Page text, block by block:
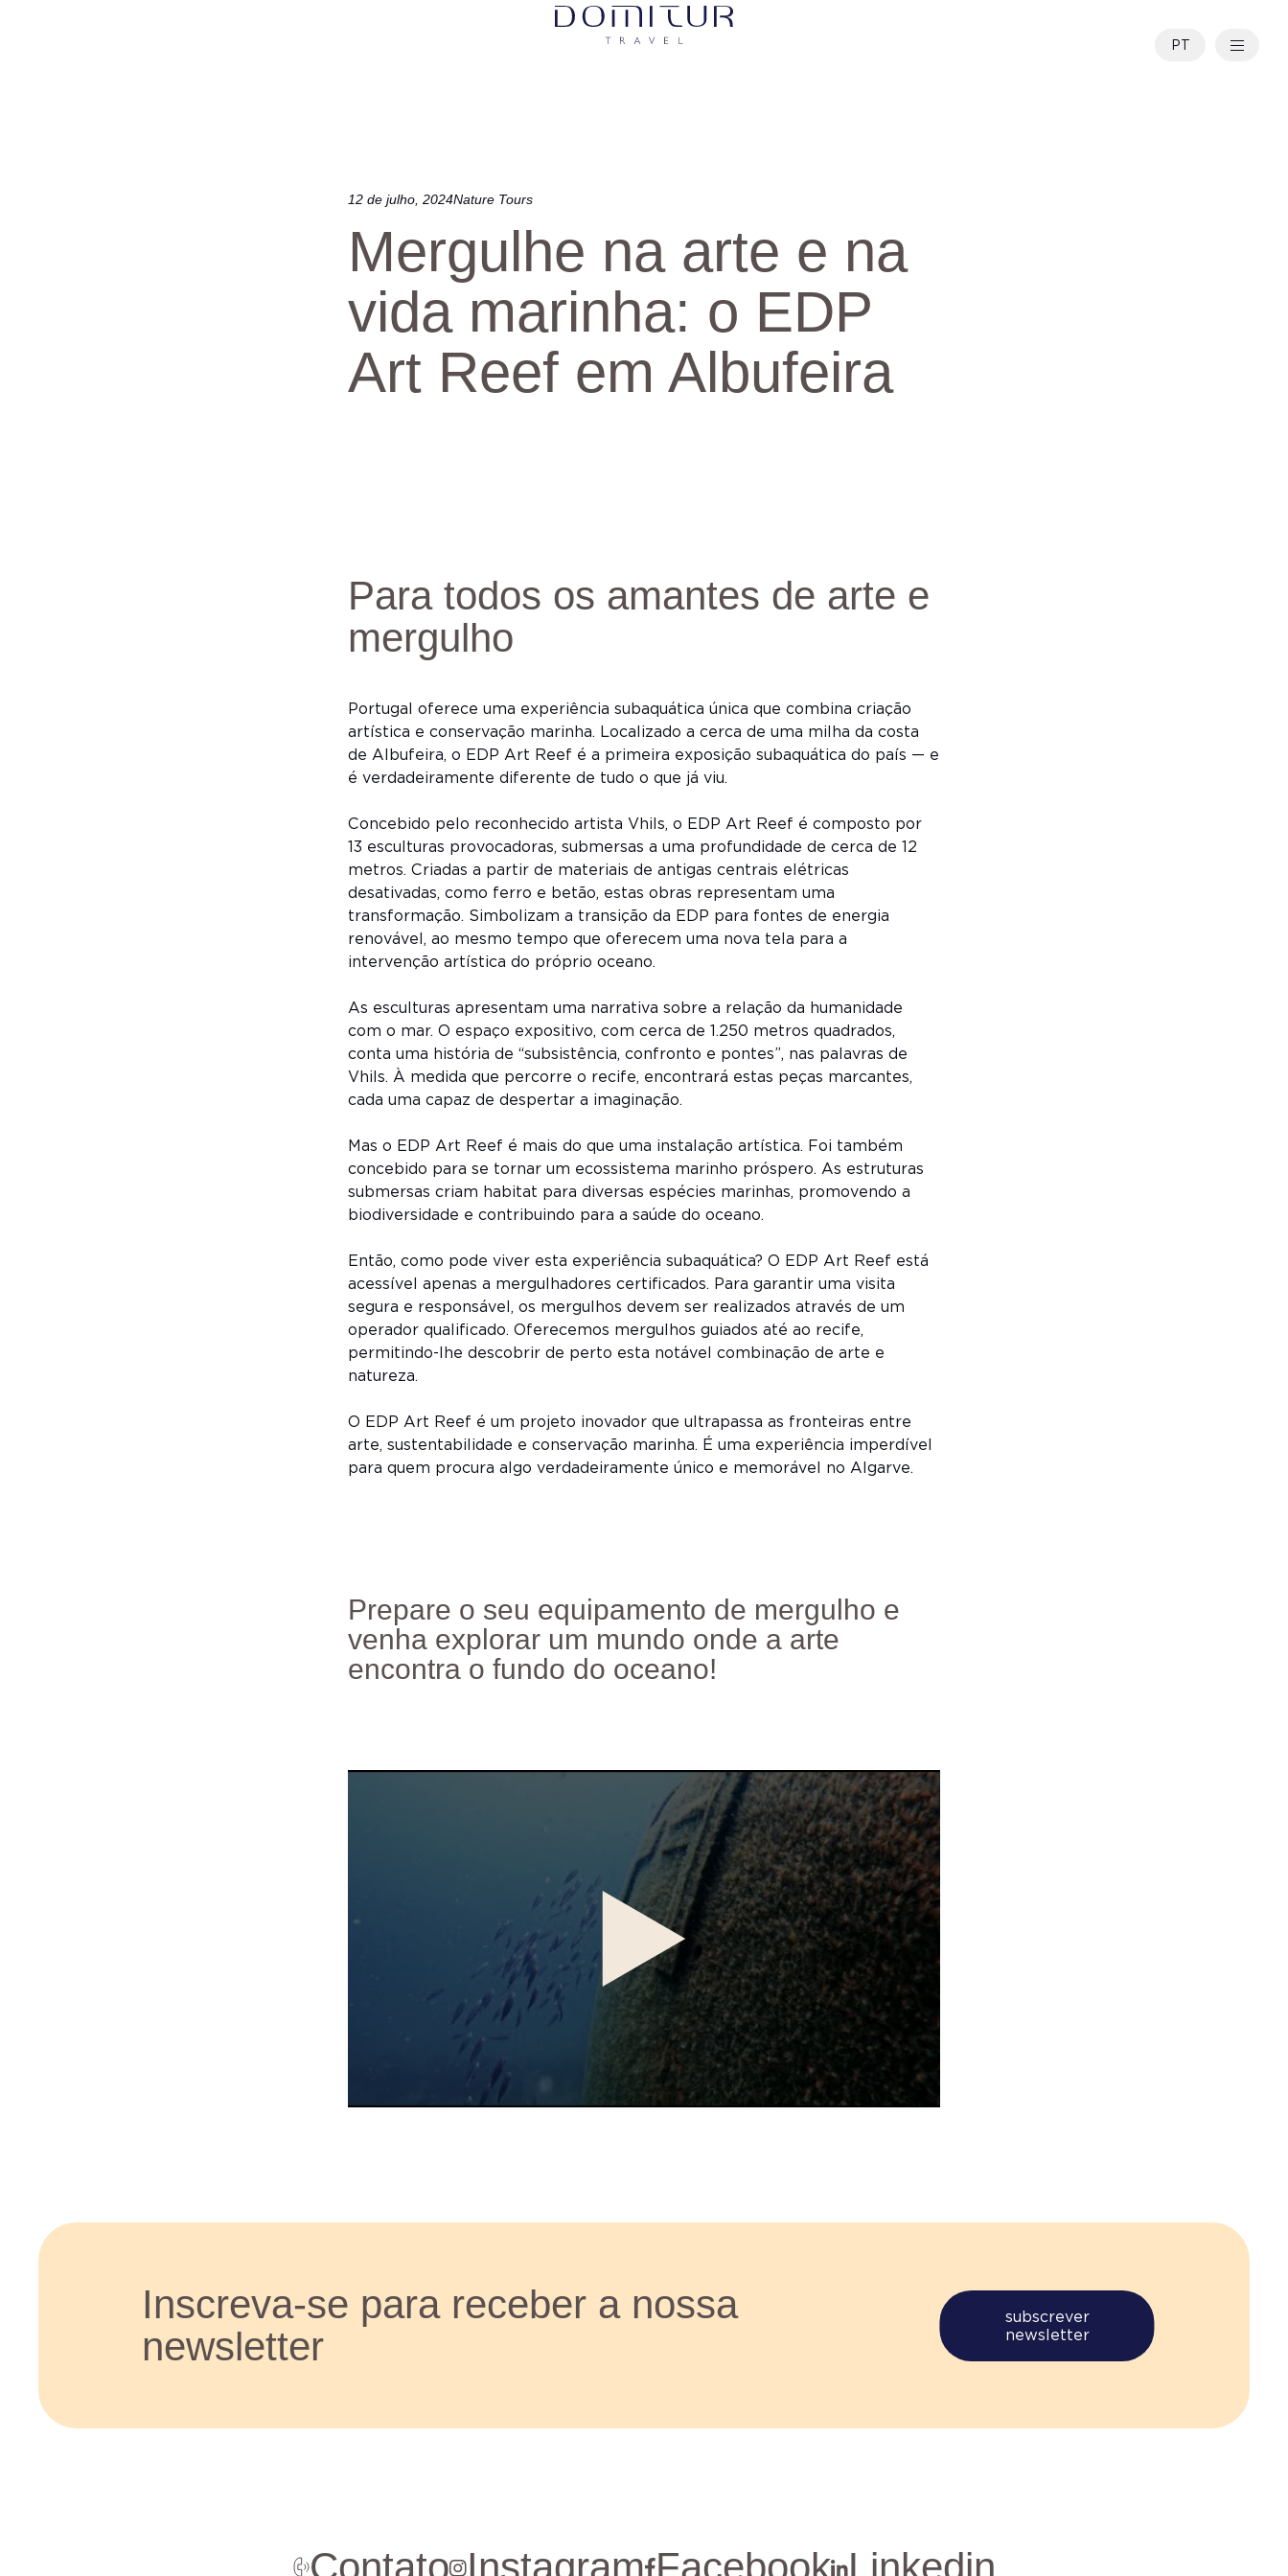
PT
12 de julho, 2024Nature Tours
Mergulhe na arte e na
vida marinha: o EDP
Art Reef em Albufeira
Para todos os amantes de arte e
mergulho
Portugal oferece uma experiência subaquática única que combina criação
artística e conservação marinha. Localizado a cerca de uma milha da costa
de Albufeira, o EDP Art Reef é a primeira exposição subaquática do país — e
é verdadeiramente diferente de tudo o que já viu.
Concebido pelo reconhecido artista Vhils, o EDP Art Reef é composto por
13 esculturas provocadoras, submersas a uma profundidade de cerca de 12
metros. Criadas a partir de materiais de antigas centrais elétricas
desativadas, como ferro e betão, estas obras representam uma
transformação. Simbolizam a transição da EDP para fontes de energia
renovável, ao mesmo tempo que oferecem uma nova tela para a
intervenção artística do próprio oceano.
As esculturas apresentam uma narrativa sobre a relação da humanidade
com o mar. O espaço expositivo, com cerca de 1.250 metros quadrados,
conta uma história de “subsistência, confronto e pontes”, nas palavras de
Vhils. À medida que percorre o recife, encontrará estas peças marcantes,
cada uma capaz de despertar a imaginação.
Mas o EDP Art Reef é mais do que uma instalação artística. Foi também
concebido para se tornar um ecossistema marinho próspero. As estruturas
submersas criam habitat para diversas espécies marinhas, promovendo a
biodiversidade e contribuindo para a saúde do oceano.
Então, como pode viver esta experiência subaquática? O EDP Art Reef está
acessível apenas a mergulhadores certificados. Para garantir uma visita
segura e responsável, os mergulhos devem ser realizados através de um
operador qualificado. Oferecemos mergulhos guiados até ao recife,
permitindo-lhe descobrir de perto esta notável combinação de arte e
natureza.
O EDP Art Reef é um projeto inovador que ultrapassa as fronteiras entre
arte, sustentabilidade e conservação marinha. É uma experiência imperdível
para quem procura algo verdadeiramente único e memorável no Algarve.
Prepare o seu equipamento de mergulho e
venha explorar um mundo onde a arte
encontra o fundo do oceano!
Inscreva-se para receber a nossa
newsletter
subscrever
newsletter
Contato Instagram Facebook Linkedin